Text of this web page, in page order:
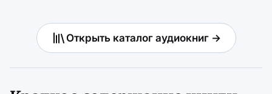
Открыть каталог аудиокниг →